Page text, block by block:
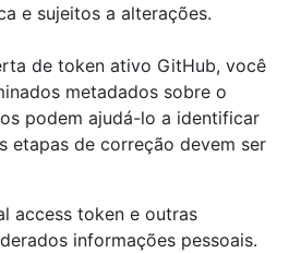
e sujeitos a alterações.
de token ativo GitHub, você
metadados sobre o
podem ajudá-lo a identificar
etapas de correção devem ser
access token e outras
informações pessoais.